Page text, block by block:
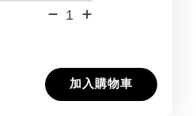
- +
加入購物車